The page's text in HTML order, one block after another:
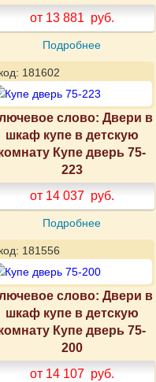
от 13 881 руб.
Подробнее
181602
слово: Двери в
шкаф купе в детскую
Купе дверь 75-
223
от 14 037 руб.
Подробнее
181556
слово: Двери в
шкаф купе в детскую
Купе дверь 75-
200
от 14 107 руб.